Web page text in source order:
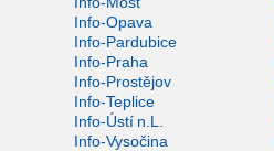
Info-Opava
Info-Pardubice
Info-Praha
Info-Prostějov
Info-Teplice
Info-Ústí n.L.
Info-Vysočina